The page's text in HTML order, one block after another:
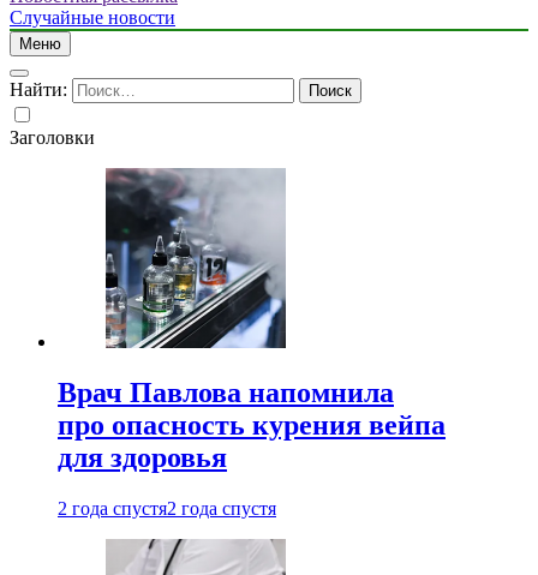
Случайные новости
Меню
Найти:
Заголовки
Врач Павлова напомнила
про опасность курения вейпа
для здоровья
2 года спустя2 года спустя